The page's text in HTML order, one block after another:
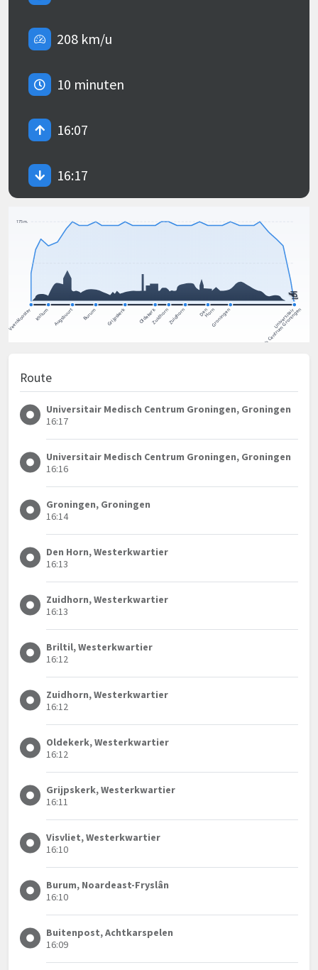
208 km/u
10 minuten
16:07
16:17
Route
Universitair Medisch Centrum Groningen, Groningen
16:17
Universitair Medisch Centrum Groningen, Groningen
16:16
Groningen, Groningen
16:14
Den Horn, Westerkwartier
16:13
Zuidhorn, Westerkwartier
16:13
Briltil, Westerkwartier
16:12
Zuidhorn, Westerkwartier
16:12
Oldekerk, Westerkwartier
16:12
Grijpskerk, Westerkwartier
16:11
Visvliet, Westerkwartier
16:10
Burum, Noardeast-Fryslân
16:10
Buitenpost, Achtkarspelen
16:09